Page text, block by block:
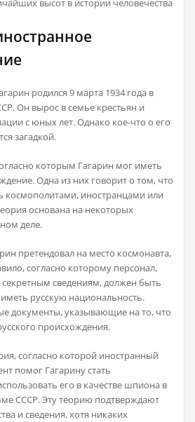
высот в истории человечества
родился 9 марта 1934 года в
Он вырос в семье крестьян и
с юных лет. Однако кое-что о его
загадкой.
которым Гагарин мог иметь
Одна из них говорит о том, что
космополитами, иностранцами или
основана на некоторых
деле.
претендовал на место космонавта,
согласно которому персонал,
сведениям, должен быть
русскую национальность.
документы, указывающие на то, что
происхождения.
согласно которой иностранный
помог Гагарину стать
его в качестве шпиона в
СССР. Эту теорию подтверждают
и сведения, хотя никаких